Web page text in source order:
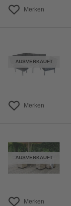
Merken
AUSVERKAUFT
Merken
AUSVERKAUFT
Merken